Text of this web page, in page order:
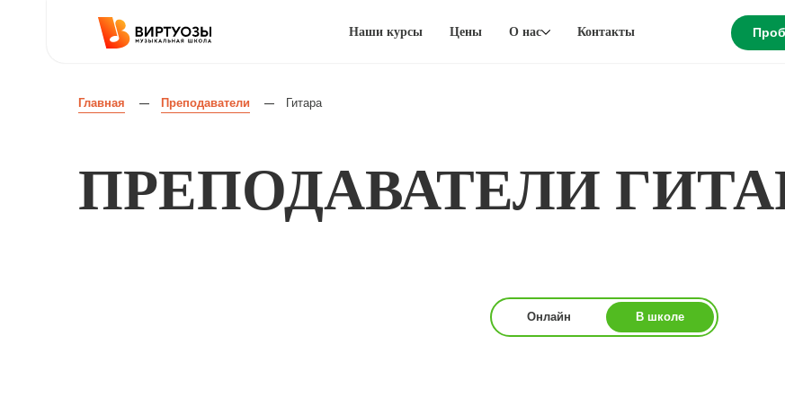
Наши курсы Цены О нас Контакты
Главная — Преподаватели — Гитара
ПРЕПОДАВАТЕЛИ
Онлайн В школе